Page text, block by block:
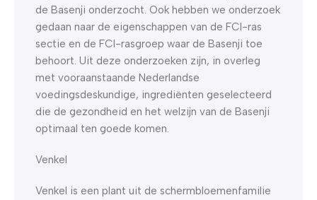
de Basenji onderzocht. Ook hebben we onderzoek
gedaan naar de eigenschappen van de FCI-ras
sectie en de FCI-rasgroep waar de Basenji toe
behoort. Uit deze onderzoeken zijn, in overleg
met vooraanstaande Nederlandse
voedingsdeskundige, ingrediënten geselecteerd
die de gezondheid en het welzijn van de Basenji
optimaal ten goede komen.
Venkel
Venkel is een plant uit de schermbloemenfamilie